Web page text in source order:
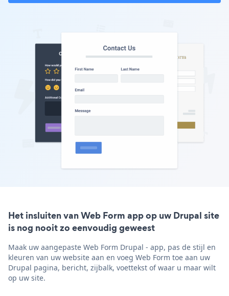
Het insluiten van Web Form app op uw Drupal site
is nog nooit zo eenvoudig geweest
Maak uw aangepaste Web Form Drupal - app, pas de stijl en
kleuren van uw website aan en voeg Web Form toe aan uw
Drupal pagina, bericht, zijbalk, voettekst of waar u maar wilt
op uw site.